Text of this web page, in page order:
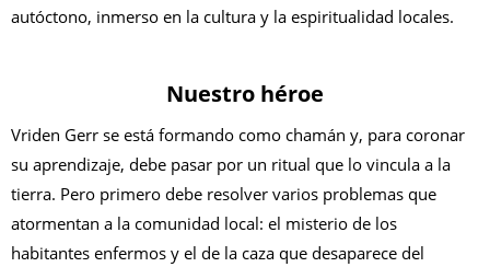
autóctono, inmerso en la cultura y la espiritualidad locales.
Nuestro héroe
Vriden Gerr se está formando como chamán y, para coronar
su aprendizaje, debe pasar por un ritual que lo vincula a la
tierra. Pero primero debe resolver varios problemas que
atormentan a la comunidad local: el misterio de los
habitantes enfermos y el de la caza que desaparece del